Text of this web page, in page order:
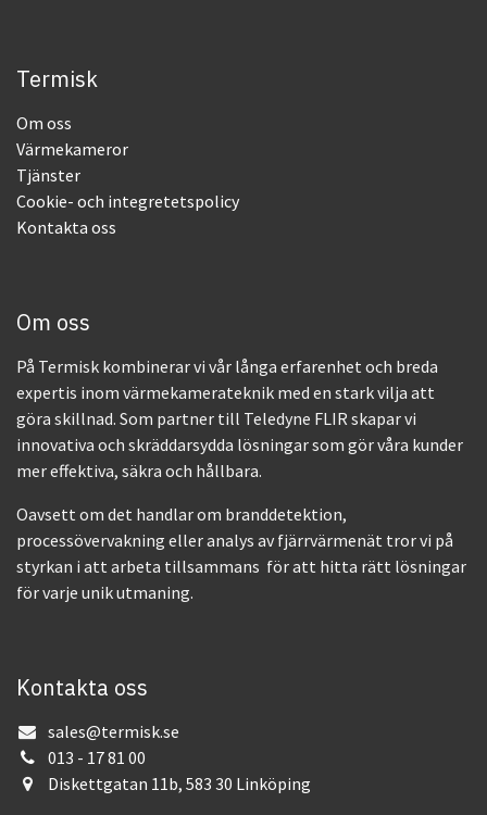
Termisk
Om oss
Värmekameror
Tjänster
Cookie- och integretetspolicy
Kontakta oss
Om oss
På Termisk kombinerar vi vår långa erfarenhet och breda
expertis inom värmekamerateknik med en stark vilja att
göra skillnad. Som partner till Teledyne FLIR skapar vi
innovativa och skräddarsydda lösningar som gör våra kunder
mer effektiva, säkra och hållbara.
Oavsett om det handlar om branddetektion,
processövervakning eller analys av fjärrvärmenät tror vi på
styrkan i att arbeta tillsammans för att hitta rätt lösningar
för varje unik utmaning.
Kontakta oss
sales@termisk.se
013 - 17 81 00
Diskettgatan 11b, 583 30 Linköping